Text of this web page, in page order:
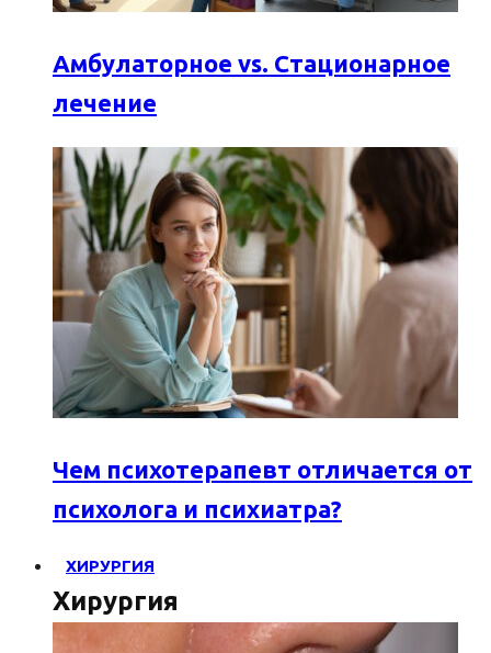
Амбулаторное vs. Стационарное
лечение
Чем психотерапевт отличается от
психолога и психиатра?
ХИРУРГИЯ
Хирургия